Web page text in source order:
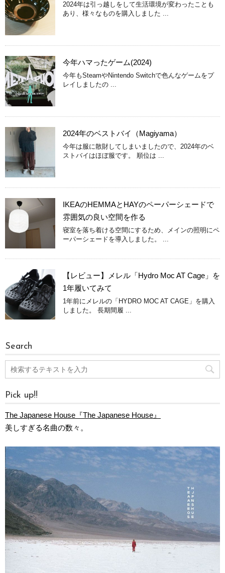
2024年は引っ越しをして生活環境が変わったことも
あり、様々なものを購入しました ...
今年ハマったゲーム(2024)
今年もSteamやNintendo Switchで色んなゲームをプ
レイしましたの ...
2024年のベストバイ（Magiyama）
今年は服に散財してしまいましたので、2024年のベ
ストバイはほぼ服です。 順位は ...
IKEAのHEMMAとHAYのペーパーシェードで
雰囲気の良い空間を作る
寝室を落ち着ける空間にするため、メインの照明にペ
ーパーシェードを導入しました。 ...
【レビュー】メレル「Hydro Moc AT Cage」を
1年履いてみて
1年前にメレルの「HYDRO MOC AT CAGE」を購入
しました。 長期間履 ...
Search
Pick up!!
The Japanese House『The Japanese House』
美しすぎる名曲の数々。